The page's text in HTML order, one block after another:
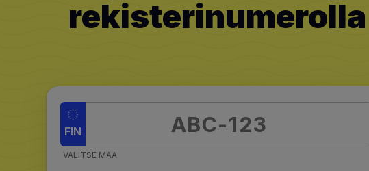
rekisterinumerolla
FIN
VALITSE MAA